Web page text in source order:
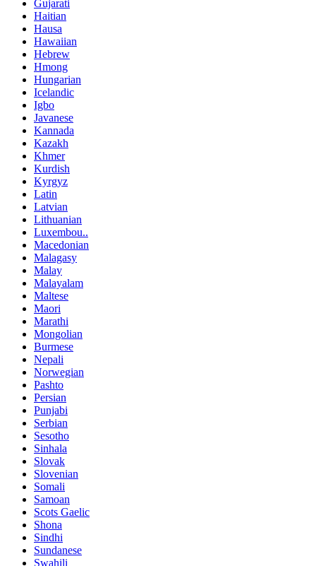
Gujarati
Haitian
Hausa
Hawaiian
Hebrew
Hmong
Hungarian
Icelandic
Igbo
Javanese
Kannada
Kazakh
Khmer
Kurdish
Kyrgyz
Latin
Latvian
Lithuanian
Luxembou..
Macedonian
Malagasy
Malay
Malayalam
Maltese
Maori
Marathi
Mongolian
Burmese
Nepali
Norwegian
Pashto
Persian
Punjabi
Serbian
Sesotho
Sinhala
Slovak
Slovenian
Somali
Samoan
Scots Gaelic
Shona
Sindhi
Sundanese
Swahili